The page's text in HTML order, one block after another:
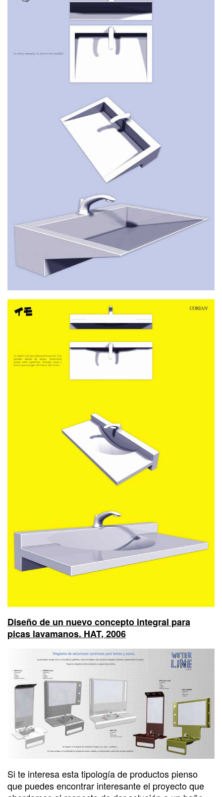
Diseño de un nuevo concepto integral para
picas lavamanos. HAT, 2006
Si te interesa esta tipología de productos pienso
que puedes encontrar interesante el proyecto que